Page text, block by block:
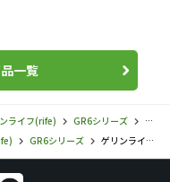
一覧
ライフ(rife) GR6シリーズ
ゲリ
GR6シリーズ ゲリンライフ／GR6シリーズ／オージー ツアーマレット パターの口コミ評価